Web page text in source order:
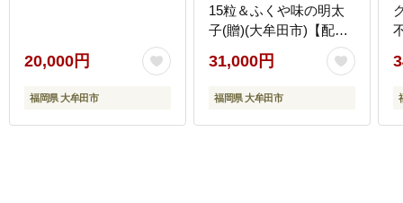
20,000円
福岡県 大牟田市
15粒＆ふくや味の明太
子(贈)(大牟田市)【配送
不可地域：離島・北海
道・沖縄県】
31,000円
福岡県 大牟田市